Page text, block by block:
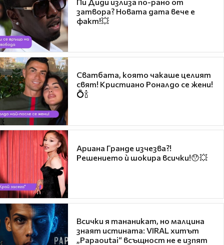
затвора? Новата дата вече е
факт!💥
Сватбата, която чакаше целият
свят! Кристиано Роналдо се жени!
💍🍾
Ариана Гранде изчезва?!
Решението ѝ шокира всички!😯💥
Всички я тананикат, но малцина
знаят истината: VIRAL хитът
„Papaoutai“ всъщност не е изпят